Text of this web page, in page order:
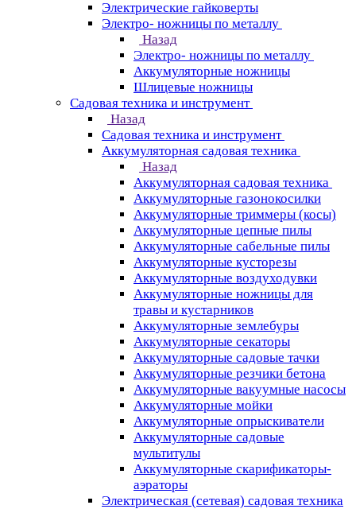
Электрические гайковерты
Электро- ножницы по металлу
Назад
Электро- ножницы по металлу
Аккумуляторные ножницы
Шлицевые ножницы
Cадовая техника и инструмент
Назад
Cадовая техника и инструмент
Аккумуляторная садовая техника
Назад
Аккумуляторная садовая техника
Аккумуляторные газонокосилки
Аккумуляторные триммеры (косы)
Аккумуляторные цепные пилы
Аккумуляторные сабельные пилы
Аккумуляторные кусторезы
Аккумуляторные воздуходувки
Аккумуляторные ножницы для
травы и кустарников
Аккумуляторные землебуры
Аккумуляторные секаторы
Аккумуляторные садовые тачки
Аккумуляторные резчики бетона
Аккумуляторные вакуумные насосы
Аккумуляторные мойки
Аккумуляторные опрыскиватели
Аккумуляторные садовые
мультитулы
Аккумуляторные скарификаторы-
аэраторы
Электрическая (сетевая) садовая техника